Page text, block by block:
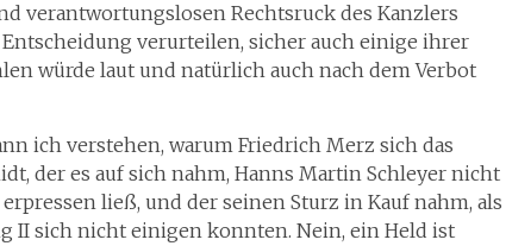
verantwortungslosen Rechtsruck des Kanzlers
verurteilen, sicher auch einige ihrer
würde laut und natürlich auch nach dem Verbot
ich verstehen, warum Friedrich Merz sich das
der es auf sich nahm, Hanns Martin Schleyer nicht
ließ, und der seinen Sturz in Kauf nahm, als
II sich nicht einigen konnten. Nein, ein Held ist